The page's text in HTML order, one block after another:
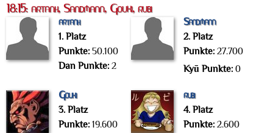
18:15: artanh, Sandmann, Gouki, rubi
artanh
1. Platz
Punkte: 50.100
Dan Punkte: 2
Sandmann
2. Platz
Punkte: 27.700
Kyū Punkte: 0
Gouki
3. Platz
Punkte: 19.600
rubi
4. Platz
Punkte: 2.600